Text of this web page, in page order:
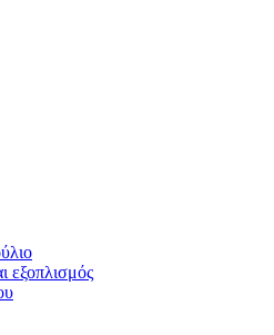
εξοπλισμός